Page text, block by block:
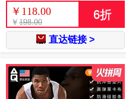
￥ 118.00
￥ 198.00
6折
直达链接 >